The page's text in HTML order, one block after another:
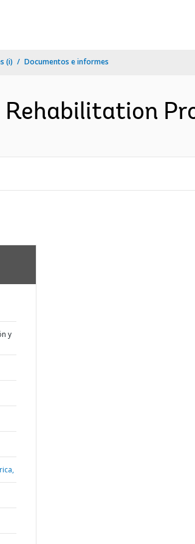
(i) Documentos e informes
y